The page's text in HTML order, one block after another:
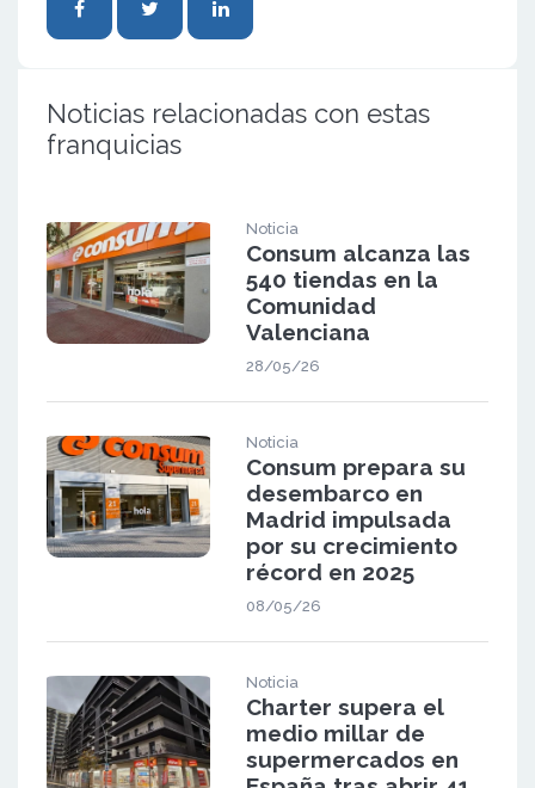
Noticias relacionadas con estas
franquicias
Noticia
Consum alcanza las
540 tiendas en la
Comunidad
Valenciana
28/05/26
Noticia
Consum prepara su
desembarco en
Madrid impulsada
por su crecimiento
récord en 2025
08/05/26
Noticia
Charter supera el
medio millar de
supermercados en